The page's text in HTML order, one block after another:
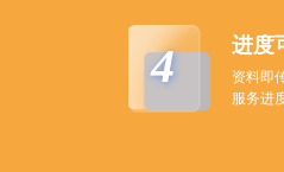
4 进度
资料即
服务进